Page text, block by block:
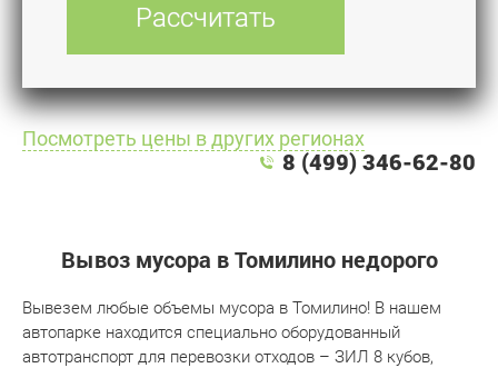
Рассчитать
Посмотреть цены в других регионах
8 (499) 346-62-80
Вывоз мусора в Томилино недорого
Вывезем любые объемы мусора в Томилино! В нашем
автопарке находится специально оборудованный
автотранспорт для перевозки отходов – ЗИЛ 8 кубов,